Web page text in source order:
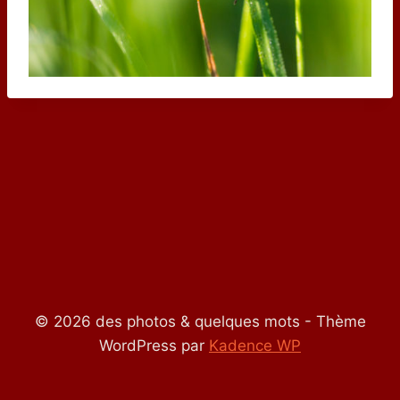
© 2026 des photos & quelques mots - Thème
WordPress par Kadence WP